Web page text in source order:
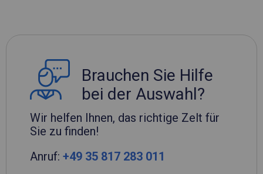
Brauchen Sie Hilfe
bei der Auswahl?
Wir helfen Ihnen, das richtige Zelt für
Sie zu finden!
Anruf: +49 35 817 283 011